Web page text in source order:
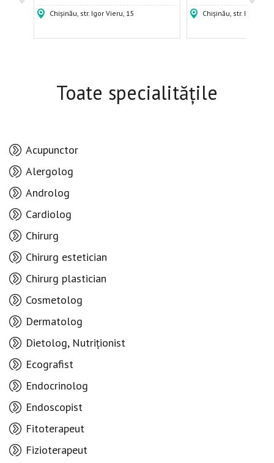
Chișinău, str. Igor Vieru, 15
Chișinău, str.
Toate specialitățile
Acupunctor
Alergolog
Androlog
Cardiolog
Chirurg
Chirurg estetician
Chirurg plastician
Cosmetolog
Dermatolog
Dietolog, Nutriționist
Ecografist
Endocrinolog
Endoscopist
Fitoterapeut
Fizioterapeut